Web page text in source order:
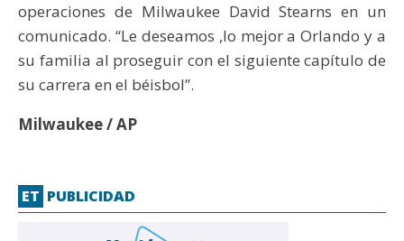
operaciones de Milwaukee David Stearns en un
comunicado. “Le deseamos ,lo mejor a Orlando y a
su familia al proseguir con el siguiente capítulo de
su carrera en el béisbol”.
Milwaukee / AP
ET PUBLICIDAD